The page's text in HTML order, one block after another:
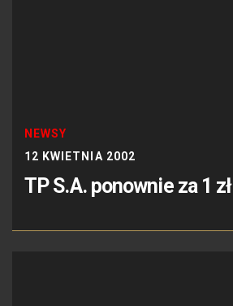
NEWSY
12 KWIETNIA 2002
TP S.A. ponownie za 1 zł